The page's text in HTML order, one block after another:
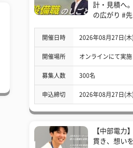
計・見積へ
の広がり #
開催日時 2026年08月27日(
開催場所 オンラインにて実施
募集人数 300名
申込締切 2026年08月27日(木
【中部電力
貫き、想い